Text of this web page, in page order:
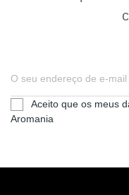
Aceito que os meus
Aromania